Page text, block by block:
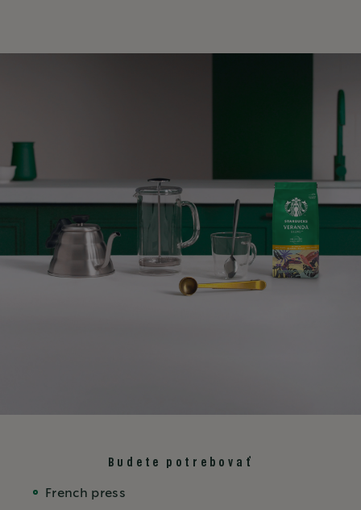
Budete potrebovať
French press